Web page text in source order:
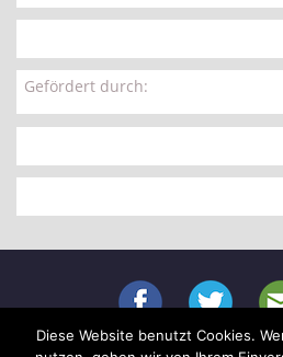
Gefördert durch:
Menu
Diese Website benutzt Cookies.